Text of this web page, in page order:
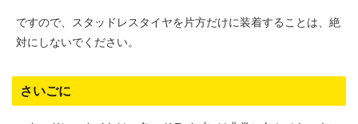
ですので、スタッドレスタイヤを片方だけに装着することは、絶
対にしないでください。
さいごに